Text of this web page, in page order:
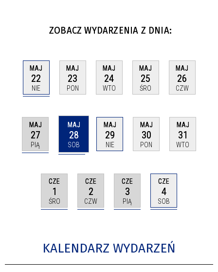
ZOBACZ WYDARZENIA Z DNIA:
MAJ
22
NIE
MAJ
23
PON
MAJ
24
WTO
MAJ
25
ŚRO
MAJ
26
CZW
MAJ
27
PIĄ
MAJ
28
SOB
MAJ
29
NIE
MAJ
30
PON
MAJ
31
WTO
CZE
1
ŚRO
CZE
2
CZW
CZE
3
PIĄ
CZE
4
SOB
KALENDARZ WYDARZEŃ